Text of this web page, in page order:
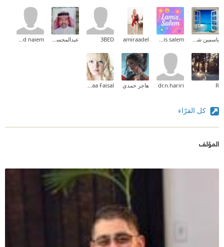
amiraadel
3BED
R
dr.n.hariri هاجر حمدي
كل القرّاء
المؤلف